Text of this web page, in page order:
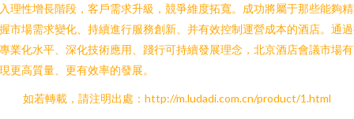
理性增長階段，客戶需求升級，競爭維度拓寬。成功將屬于那些能夠
市場需求變化、持續進行服務創新、并有效控制運營成本的酒店。通
業化水平、深化技術應用、踐行可持續發展理念，北京酒店會議市場
更高質量、更有效率的發展。
如若轉載，請注明出處：http://m.ludadi.com.cn/product/1.html